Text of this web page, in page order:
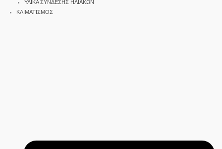
ΥΛΙΚΑ ΣΥΝΔΕΣΗΣ ΗΛΙΑΚΩΝ
ΚΛΙΜΑΤΙΣΜΟΣ